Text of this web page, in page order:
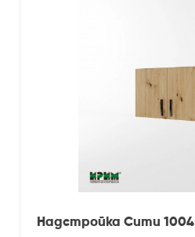
Надстройка Сити 1004